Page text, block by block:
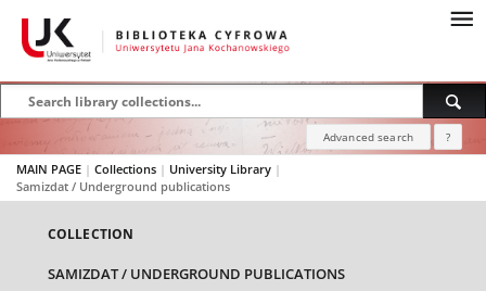
Advanced search ?
MAIN PAGE | Collections | University Library |
Samizdat / Underground publications
COLLECTION
SAMIZDAT / UNDERGROUND PUBLICATIONS